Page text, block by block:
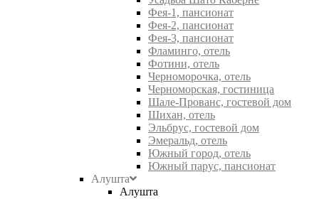
Фея-1, пансионат
Фея-2, пансионат
Фея-3, пансионат
Фламинго, отель
Фотини, отель
Черноморочка, отель
Черноморская, гостиница
Шале-Прованс, гостевой дом
Шихан, отель
Эльбрус, гостевой дом
Эмеральд, отель
Южный город, отель
Южный парус, пансионат
Алушта
Алушта